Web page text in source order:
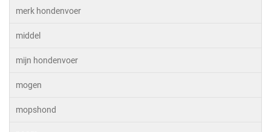
merk hondenvoer
middel
mijn hondenvoer
mogen
mopshond